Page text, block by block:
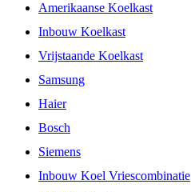
Amerikaanse Koelkast
Inbouw Koelkast
Vrijstaande Koelkast
Samsung
Haier
Bosch
Siemens
Inbouw Koel Vriescombinatie